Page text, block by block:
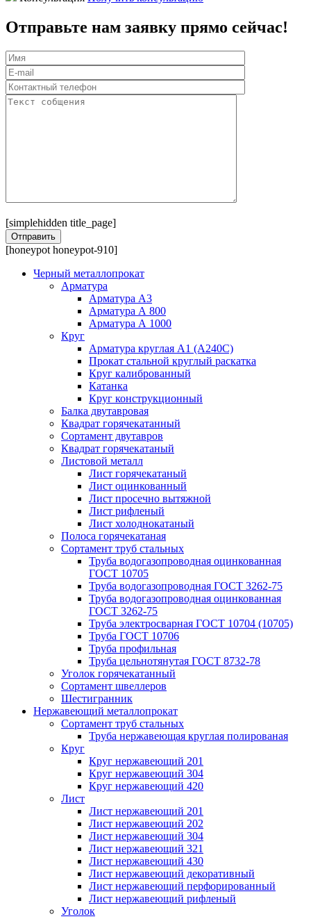
Отправьте нам заявку прямо сейчас!
[simplehidden title_page]
[honeypot honeypot-910]
Черный металлопрокат
Арматура
Арматура А3
Арматура А 800
Арматура А 1000
Круг
Арматура круглая А1 (А240C)
Прокат стальной круглый раскатка
Круг калиброванный
Катанка
Круг конструкционный
Балка двутавровая
Квадрат горячекатанный
Сортамент двутавров
Квадрат горячекатаный
Листовой металл
Лист горячекатаный
Лист оцинкованный
Лист просечно вытяжной
Лист рифленый
Лист холоднокатаный
Полоса горячекатаная
Сортамент труб стальных
Труба водогазопроводная оцинкованная
ГОСТ 10705
Труба водогазопроводная ГОСТ 3262-75
Труба водогазопроводная оцинкованная
ГОСТ 3262-75
Труба электросварная ГОСТ 10704 (10705)
Труба ГОСТ 10706
Труба профильная
Труба цельнотянутая ГОСТ 8732-78
Уголок горячекатанный
Сортамент швеллеров
Шестигранник
Нержавеющий металлопрокат
Сортамент труб стальных
Труба нержавеющая круглая полированая
Круг
Круг нержавеющий 201
Круг нержавеющий 304
Круг нержавеющий 420
Лист
Лист нержавеющий 201
Лист нержавеющий 202
Лист нержавеющий 304
Лист нержавеющий 321
Лист нержавеющий 430
Лист нержавеющий декоративный
Лист нержавеющий перфорированный
Лист нержавеющий рифленый
Уголок